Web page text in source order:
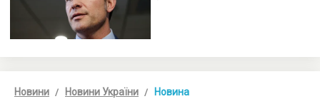
Новини Новини України Новина